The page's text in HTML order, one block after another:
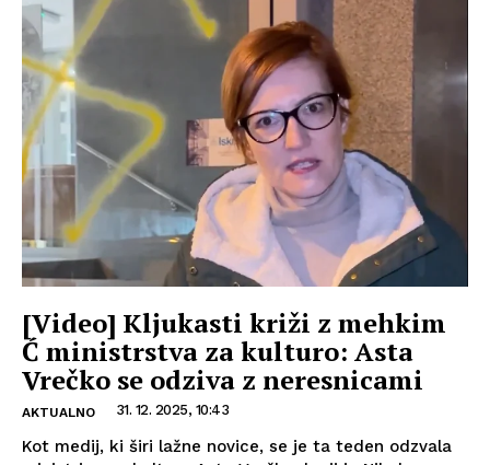
[Video] Kljukasti križi z mehkim
Ć ministrstva za kulturo: Asta
Vrečko se odziva z neresnicami
AKTUALNO 31. 12. 2025, 10:43
Kot medij, ki širi lažne novice, se je ta teden odzvala